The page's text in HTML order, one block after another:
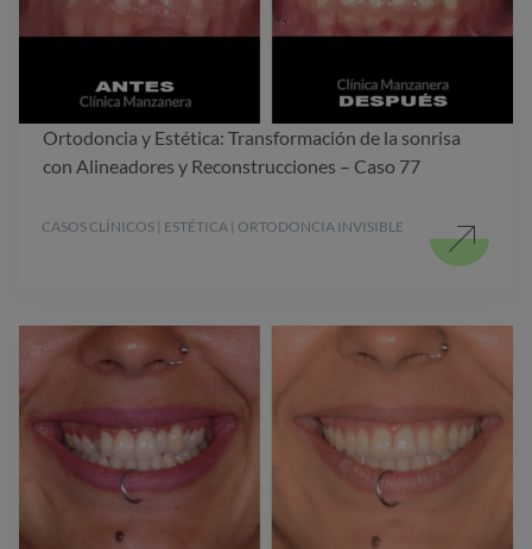
Ortodoncia y Estética: Transformación de la sonrisa
con Alineadores y Reconstrucciones – Caso 77
CASOS CLÍNICOS | ESTÉTICA | ORTODONCIA INVISIBLE